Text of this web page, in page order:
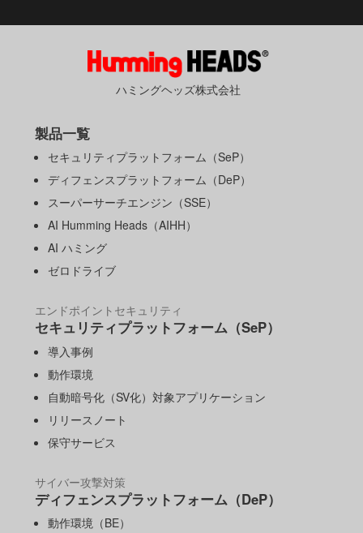
ハミングヘッズ株式会社
製品一覧
セキュリティプラットフォーム（SeP）
ディフェンスプラットフォーム（DeP）
スーパーサーチエンジン（SSE）
AI Humming Heads（AIHH）
AI ハミング
ゼロドライブ
エンドポイントセキュリティ
セキュリティプラットフォーム（SeP）
導入事例
動作環境
自動暗号化（SV化）対象アプリケーション
リリースノート
保守サービス
サイバー攻撃対策
ディフェンスプラットフォーム（DeP）
動作環境（BE）